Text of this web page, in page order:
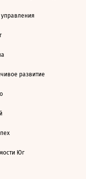
развитие
Юг